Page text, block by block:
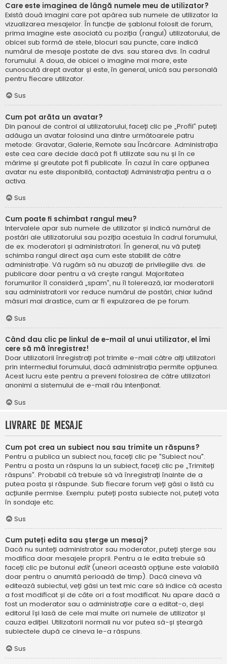
Care este imaginea de lângă numele meu de utilizator?
Există două imagini care pot apărea sub numele de utilizator la
vizualizarea mesajelor. În funcție de șablonul folosit de forum,
prima imagine este asociată cu poziția (rangul) utilizatorului, de
obicei sub formă de stele, blocuri sau puncte, care indică
numărul de mesaje postate de dvs. sau starea dvs. în cadrul
forumului. A doua, de obicei o imagine mai mare, este
cunoscută drept avatar și este, în general, unică sau personală
pentru fiecare utilizator.
Sus
Cum pot arăta un avatar?
Din panoul de control al utilizatorului, faceți clic pe „Profil” puteți
adăuga un avatar folosind una dintre următoarele patru
metode: Gravatar, Galerie, Remote sau Încărcare. Administrația
este cea care decide dacă pot fi utilizate sau nu și în ce
mărime și greutate pot fi publicate. În cazul în care opțiunea
avatar nu este disponibilă, contactați Administrația pentru a o
activa.
Sus
Cum poate fi schimbat rangul meu?
Intervalele apar sub numele de utilizator și indică numărul de
postări ale utilizatorului sau poziția acestuia în cadrul forumului,
de ex. moderatori și administratori. În general, nu vă puteți
schimba rangul direct așa cum este stabilit de către
administrație. Vă rugăm să nu abuzați de privilegiile dvs. de
publicare doar pentru a vă crește rangul. Majoritatea
forumurilor îl consideră „spam”, nu îl tolerează, iar moderatorii
sau administratorii vor reduce numărul de postări, chiar luând
măsuri mai drastice, cum ar fi expulzarea de pe forum.
Sus
Când dau clic pe linkul de e-mail al unui utilizator, el îmi
cere să mă înregistrez!
Doar utilizatorii înregistrați pot trimite e-mail către alți utilizatori
prin intermediul forumului, dacă administrația permite opțiunea.
Acest lucru este pentru a preveni folosirea de către utilizatori
anonimi a sistemului de e-mail rău intenționat.
Sus
Livrare de mesaje
Cum pot crea un subiect nou sau trimite un răspuns?
Pentru a publica un subiect nou, faceți clic pe "Subiect nou".
Pentru a posta un răspuns la un subiect, faceți clic pe „Trimiteți
răspuns”. Probabil că trebuie să vă înregistrați înainte de a
putea posta și răspunde. Sub fiecare forum veți găsi o listă cu
acțiunile permise. Exemplu: puteți posta subiecte noi, puteți vota
în sondaje etc.
Sus
Cum puteți edita sau șterge un mesaj?
Dacă nu sunteți administrator sau moderator, puteți șterge sau
modifica doar mesajele proprii. Pentru a le edita trebuie să
faceți clic pe butonul edit (uneori această opțiune este valabilă
doar pentru o anumită perioadă de timp). Dacă cineva vă
editează subiectul, veți găsi un text mic care să indice că acesta
a fost modificat și de câte ori a fost modificat. Nu apare dacă a
fost un moderator sau o administrație care a editat-o, deși
editorul își lasă de cele mai multe ori numele de utilizator și
cauza ediției. Utilizatorii normali nu vor putea să-și șteargă
subiectele după ce cineva le-a răspuns.
Sus